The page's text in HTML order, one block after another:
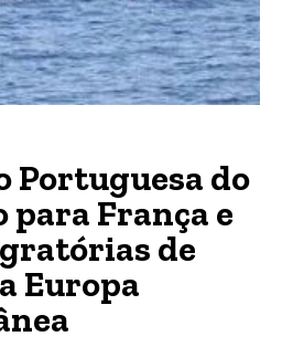
Portuguesa do
para França e
de
Europa